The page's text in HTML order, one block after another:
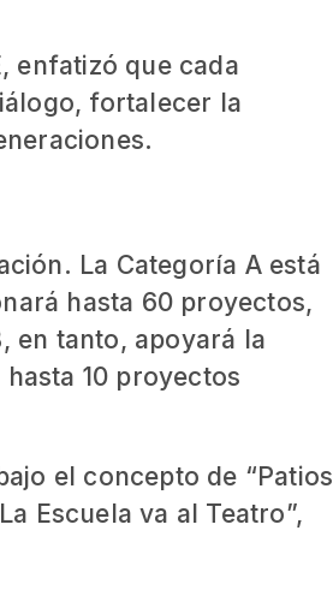
enfatizó que cada
fortalecer la
La Categoría A está
hasta 60 proyectos,
en tanto, apoyará la
10 proyectos
el concepto de “Patios
Escuela va al Teatro”,